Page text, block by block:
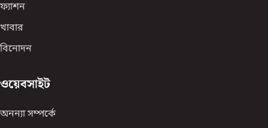
ফ্যাশন
খাবার
বিনোদন
ওয়েবসাইট
অনন্যা সম্পর্কে